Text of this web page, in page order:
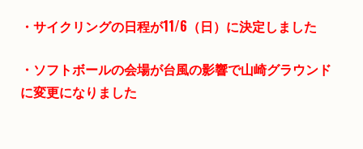
・サイクリングの日程が11/6（日）に決定しました
・ソフトボールの会場が台風の影響で山崎グラウンド
に変更になりました